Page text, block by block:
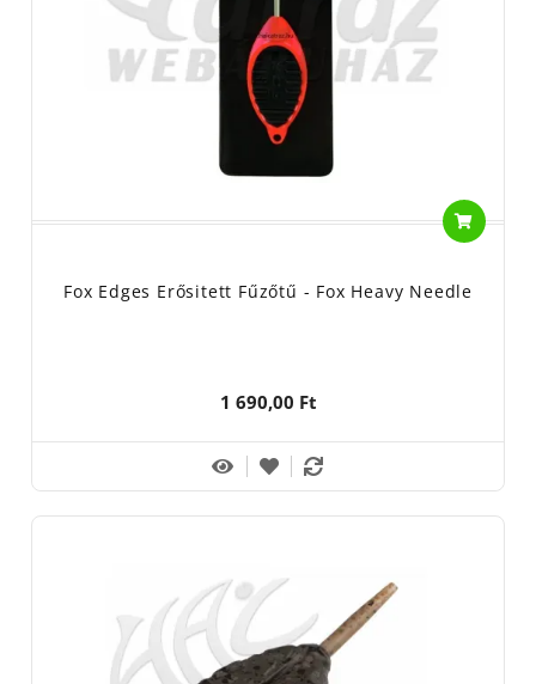
Fox Edges Erősitett Fűzőtű - Fox Heavy Needle
1 690,00 Ft